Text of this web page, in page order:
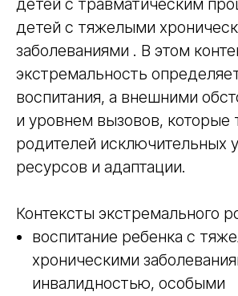
детей с травматическим
детей с тяжелыми
заболеваниями . В этом
экстремальность
воспитания, а внешними
и уровнем вызовов, которые
родителей исключительных
ресурсов и адаптации.
Контексты экстремального
воспитание ребенка с
хроническими
инвалидностью, особыми